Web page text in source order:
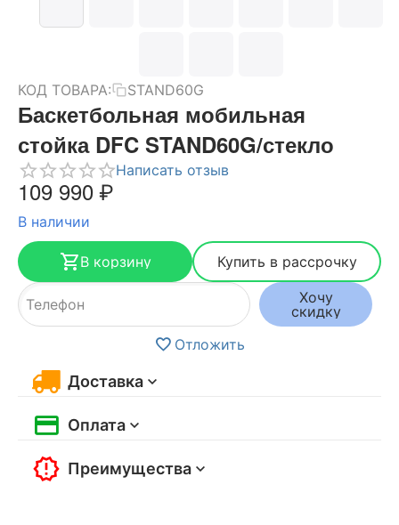
КОД ТОВАРА: STAND60G
Баскетбольная мобильная
стойка DFC STAND60G/стекло
Написать отзыв
109 990₽
В наличии
В корзину
Купить в рассрочку
Хочу
скидку
Отложить
Доставка
Оплата
Преимущества